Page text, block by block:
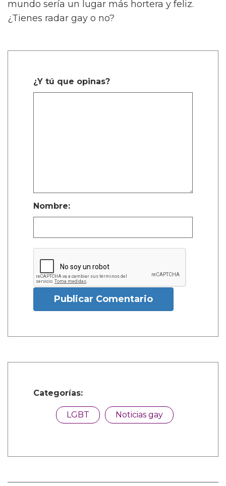
mundo sería un lugar más hortera y feliz.
¿Tienes radar gay o no?
¿Y tú que opinas?
Nombre:
Publicar Comentario
Categorías:
LGBT Noticias gay